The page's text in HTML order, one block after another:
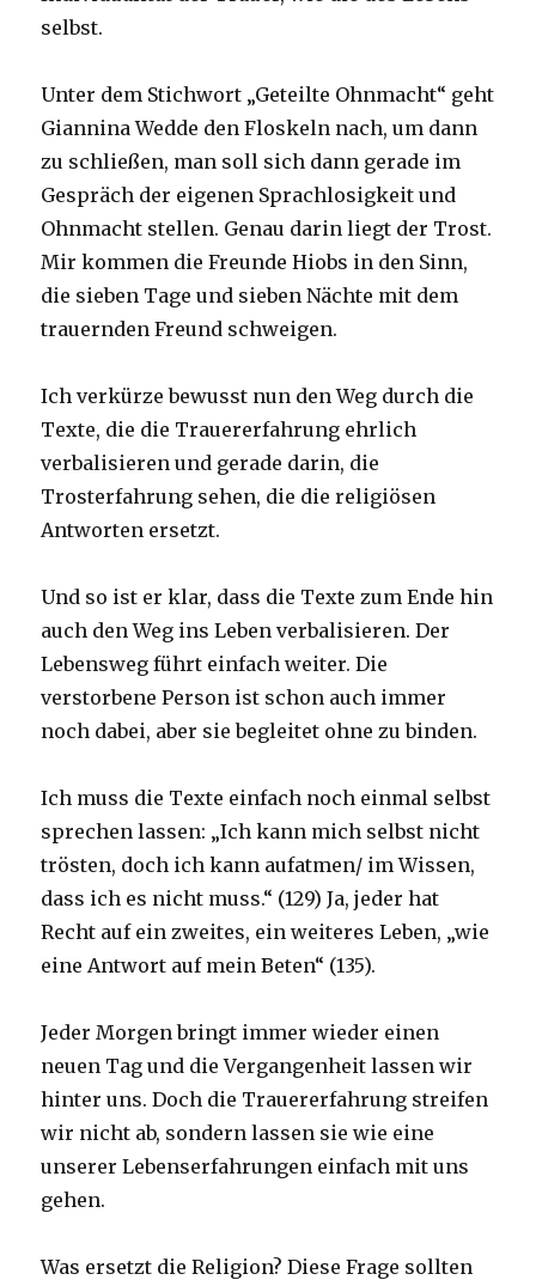
selbst.
Unter dem Stichwort „Geteilte Ohnmacht“ geht
Giannina Wedde den Floskeln nach, um dann
zu schließen, man soll sich dann gerade im
Gespräch der eigenen Sprachlosigkeit und
Ohnmacht stellen. Genau darin liegt der Trost.
Mir kommen die Freunde Hiobs in den Sinn,
die sieben Tage und sieben Nächte mit dem
trauernden Freund schweigen.
Ich verkürze bewusst nun den Weg durch die
Texte, die die Trauererfahrung ehrlich
verbalisieren und gerade darin, die
Trosterfahrung sehen, die die religiösen
Antworten ersetzt.
Und so ist er klar, dass die Texte zum Ende hin
auch den Weg ins Leben verbalisieren. Der
Lebensweg führt einfach weiter. Die
verstorbene Person ist schon auch immer
noch dabei, aber sie begleitet ohne zu binden.
Ich muss die Texte einfach noch einmal selbst
sprechen lassen: „Ich kann mich selbst nicht
trösten, doch ich kann aufatmen/ im Wissen,
dass ich es nicht muss.“ (129) Ja, jeder hat
Recht auf ein zweites, ein weiteres Leben, „wie
eine Antwort auf mein Beten“ (135).
Jeder Morgen bringt immer wieder einen
neuen Tag und die Vergangenheit lassen wir
hinter uns. Doch die Trauererfahrung streifen
wir nicht ab, sondern lassen sie wie eine
unserer Lebenserfahrungen einfach mit uns
gehen.
Was ersetzt die Religion? Diese Frage sollten